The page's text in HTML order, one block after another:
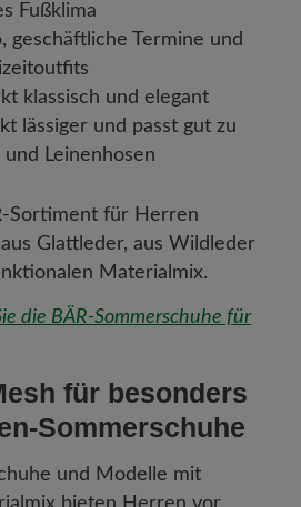
Fußklima
geschäftliche Termine und
klassisch und elegant
lässiger und passt gut zu
und Leinenhosen
Sortiment für Herren
Glattleder, aus Wildleder
Materialmix.
die BÄR-Sommerschuhe für
für besonders
Sommerschuhe
und Modelle mit